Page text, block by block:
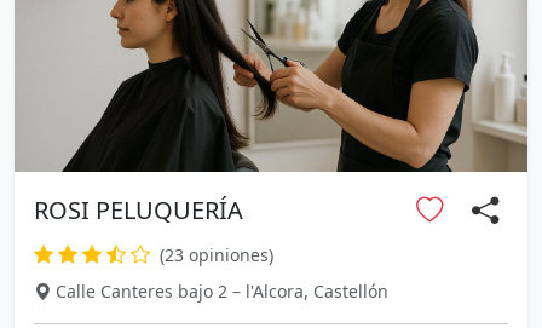
ROSI PELUQUERÍA
(23 opiniones)
Calle Canteres bajo 2 – l'Alcora, Castellón